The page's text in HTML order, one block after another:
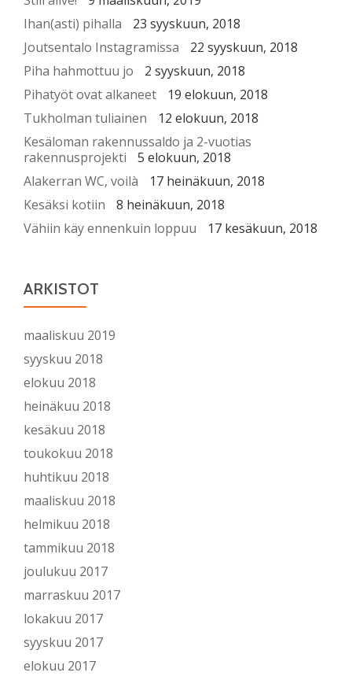
Ihan(asti) pihalla
23 syyskuun, 2018
Joutsentalo Instagramissa
22 syyskuun, 2018
Piha hahmottuu jo
2 syyskuun, 2018
Pihatyöt ovat alkaneet
19 elokuun, 2018
Tukholman tuliainen
12 elokuun, 2018
Kesäloman rakennussaldo ja 2-vuotias
rakennusprojekti
5 elokuun, 2018
Alakerran WC, voilà
17 heinäkuun, 2018
Kesäksi kotiin
8 heinäkuun, 2018
Vähiin käy ennenkuin loppuu
17 kesäkuun, 2018
ARKISTOT
maaliskuu 2019
syyskuu 2018
elokuu 2018
heinäkuu 2018
kesäkuu 2018
toukokuu 2018
huhtikuu 2018
maaliskuu 2018
helmikuu 2018
tammikuu 2018
joulukuu 2017
marraskuu 2017
lokakuu 2017
syyskuu 2017
elokuu 2017